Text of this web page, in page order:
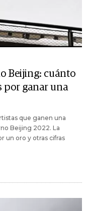
Beijing: cuánto
por ganar una
que ganen una
Beijing 2022. La
un oro y otras cifras